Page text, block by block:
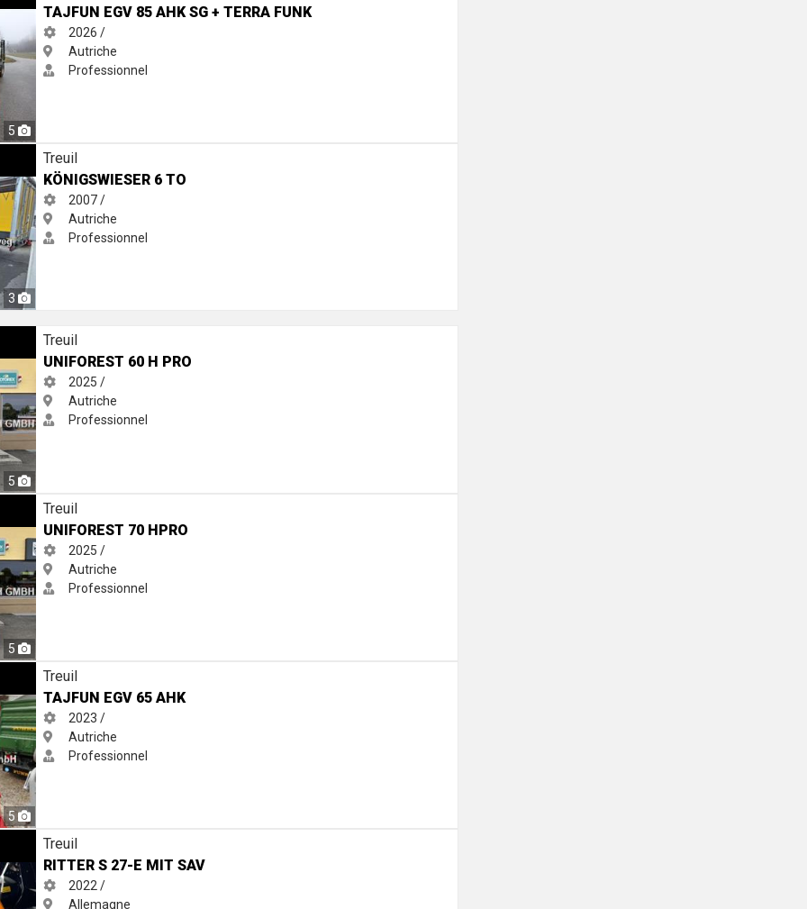
5
TAJFUN EGV 85 AHK SG + TERRA FUNK
2026 /
Autriche
Professionnel
3
Treuil
KÖNIGSWIESER 6 TO
2007 /
Autriche
Professionnel
5
Treuil
UNIFOREST 60 H PRO
2025 /
Autriche
Professionnel
5
Treuil
UNIFOREST 70 HPRO
2025 /
Autriche
Professionnel
5
Treuil
TAJFUN EGV 65 AHK
2023 /
Autriche
Professionnel
Treuil
RITTER S 27-E MIT SAV
2022 /
Allemagne